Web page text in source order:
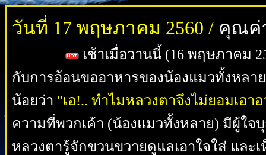
วันที่ 17 พฤษภาคม 2560 / คุณค่
เช้าเมื่อวานนี้ (16 พฤษภาคม
กับการอ้อนขออาหารของน้องแมวทั้งหลา
น้อยว่า "เอ!.. ทำไมหลวงตาจึงไม่ยอมเอา
ความที่พวกเค้า (น้องแมวทั้งหลาย) มีผู้ใ
หลวงตารู้จักขวนขวายดูแลเอาใจใส่ แล